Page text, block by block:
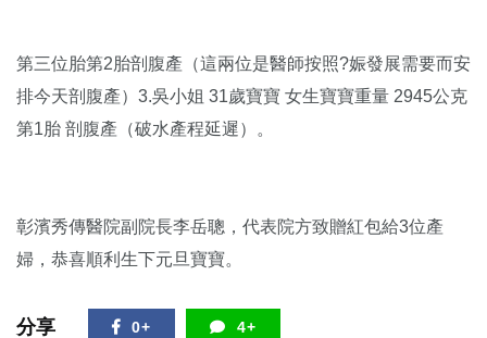
第三位胎第2胎剖腹產（這兩位是醫師按照?娠發展需要而安
排今天剖腹產）3.吳小姐 31歲寶寶 女生寶寶重量 2945公克
第1胎 剖腹產（破水產程延遲）。
彰濱秀傳醫院副院長李岳聰，代表院方致贈紅包給3位產
婦，恭喜順利生下元旦寶寶。
分享 0+ 4+